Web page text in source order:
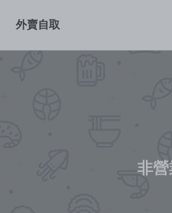
外賣自取
非